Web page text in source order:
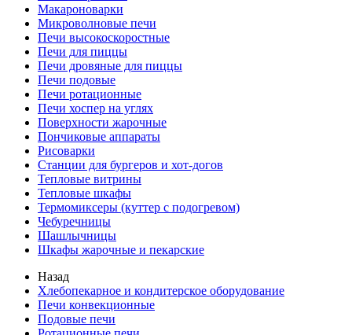
Макароноварки
Микроволновые печи
Печи высокоскоростные
Печи для пиццы
Печи дровяные для пиццы
Печи подовые
Печи ротационные
Печи хоспер на углях
Поверхности жарочные
Пончиковые аппараты
Рисоварки
Станции для бургеров и хот-догов
Тепловые витрины
Тепловые шкафы
Термомиксеры (куттер с подогревом)
Чебуречницы
Шашлычницы
Шкафы жарочные и пекарские
Назад
Хлебопекарное и кондитерское оборудование
Печи конвекционные
Подовые печи